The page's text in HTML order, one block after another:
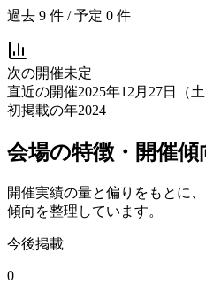
過去 9 件 / 予定 0 件
次の開催未定
直近の開催2025年12月27日（土
初掲載の年2024
会場の特徴・開催傾
開催実績の量と偏りをもとに
傾向を整理しています。
今後掲載
0